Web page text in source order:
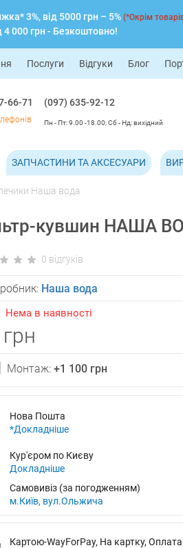
3%, від 5000 грн – 5% (*Окрім
4 000 грн - Безкоштовно!
Послуги Відгуки Блог
66-71 (097) 635-92-12
Пн - Пт: 9.00 -18.00; Сб - Нд: вихідний
ЗАПЧАСТИНИ ТА АКСЕСУАРИ
Наша вода
кувшин НАША
0 відгуків
Наша вода
Нема в наявності
Монтаж: +1 100 грн
Нова Пошта
*Докладніше
Кур'єром по Києву
Докладніше
Самовивіз (за погодженням)
м.Київ, вул.Ольжича
Картою-WayForPay, На картку,